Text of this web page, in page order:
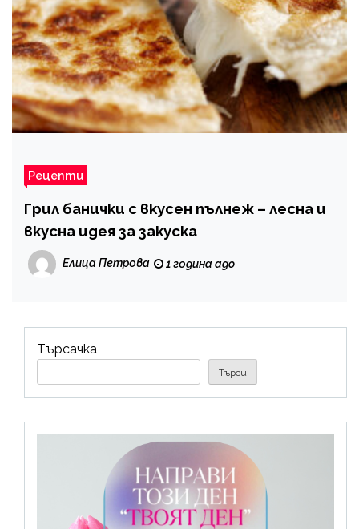
Рецепти
Грил банички с вкусен пълнеж – лесна и
вкусна идея за закуска
Елица Петрова 1 година ago
Търсачка
Търси